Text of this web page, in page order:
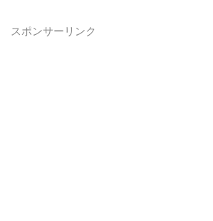
スポンサーリンク